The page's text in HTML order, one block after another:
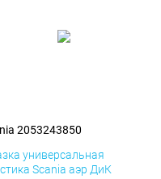
2053243850
универсальная
Scania аэр ДиК